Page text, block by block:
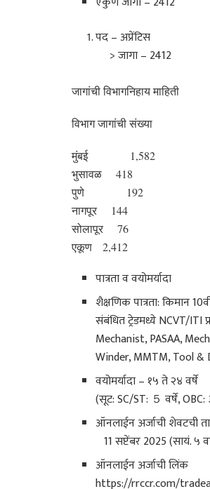
पद – अप्रेंटिस
> जागा – 2412
जागांची विभागनिहाय माहिती
विभाग जागांची संख्या
मुंबई 1,582
भुसावळ 418
पुणे 192
नागपूर 144
सोलापूर 76
एकूण 2,412
पात्रता व वयोमर्यादा
शैक्षणिक पात्रता: किमान
संबंधित ट्रेडमध्ये NCVT/
Mechanist, PASAA,
Winder, MMTM, Tool &
वयोमर्यादा – १५ ते २४ वर्षे
(सूट: SC/ST: ５ वर्षे, OBC:
ऑनलाईन अर्जाची शेवटची
11 सप्टेंबर 2025 (सायं. ५
ऑनलाईन अर्जाची लिंक
https://rrccr.com/